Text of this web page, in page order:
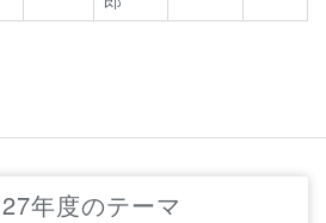
27年度のテーマ